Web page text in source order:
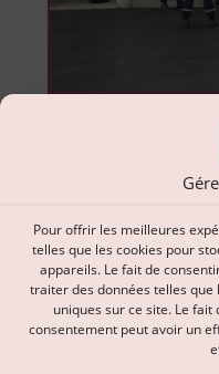
Pour offrir les meilleures
telles que les cookies pour
appareils. Le fait de
traiter des données telles
uniques sur ce site. Le
consentement peut avoir un
Navigation
de